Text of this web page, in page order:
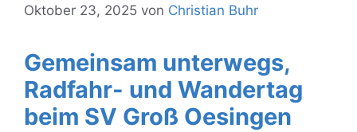
Oktober 23, 2025 von Christian Buhr
Gemeinsam unterwegs,
Radfahr- und Wandertag
beim SV Groß Oesingen